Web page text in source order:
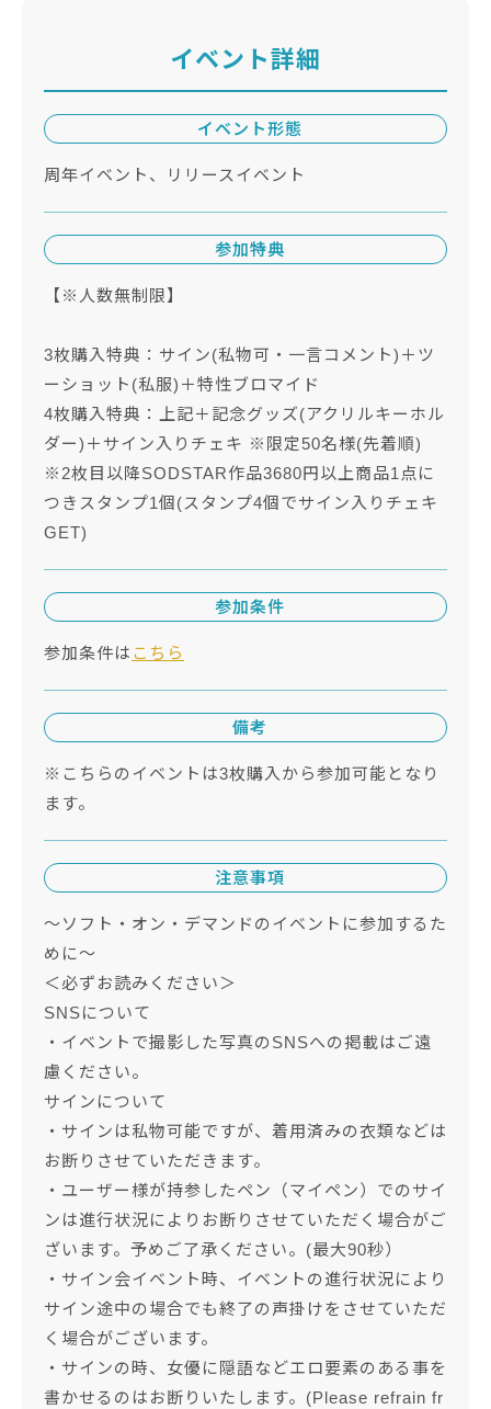
イベント詳細
イベント形態
周年イベント、リリースイベント
参加特典
【※人数無制限】
3枚購入特典：サイン(私物可・一言コメント)＋ツ
ーショット(私服)＋特性ブロマイド
4枚購入特典：上記＋記念グッズ(アクリルキーホル
ダー)＋サイン入りチェキ ※限定50名様(先着順)
※2枚目以降SODSTAR作品3680円以上商品1点に
つきスタンプ1個(スタンプ4個でサイン入りチェキ
GET)
参加条件
参加条件は こちら
備考
※こちらのイベントは3枚購入から参加可能となり
ます。
注意事項
～ソフト・オン・デマンドのイベントに参加するた
めに～
＜必ずお読みください＞
SNSについて
・イベントで撮影した写真のSNSへの掲載はご遠
慮ください。
サインについて
・サインは私物可能ですが、着用済みの衣類などは
お断りさせていただきます。
・ユーザー様が持参したペン（マイペン）でのサイ
ンは進行状況によりお断りさせていただく場合がご
ざいます。予めご了承ください。(最大90秒）
・サイン会イベント時、イベントの進行状況により
サイン途中の場合でも終了の声掛けをさせていただ
く場合がございます。
・サインの時、女優に隠語などエロ要素のある事を
書かせるのはお断りいたします。(Please refrain fr